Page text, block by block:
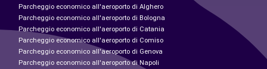
Parcheggio economico all'aeroporto di Alghero
Parcheggio economico all'aeroporto di Bologna
Parcheggio economico all'aeroporto di Catania
Parcheggio economico all'aeroporto di Comiso
Parcheggio economico all'aeroporto di Genova
Parcheggio economico all'aeroporto di Napoli